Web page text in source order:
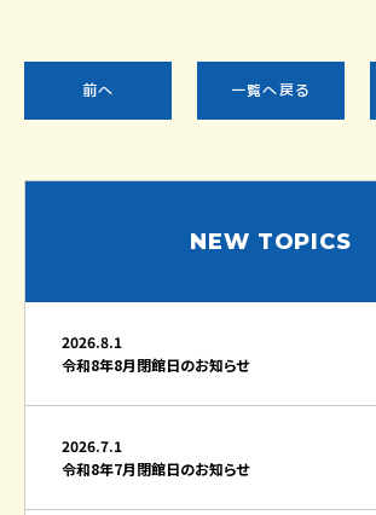
前へ 一覧へ戻る
NEW TOPICS
2026.8.1
令和8年8月閉館日のお知らせ
2026.7.1
令和8年7月閉館日のお知らせ